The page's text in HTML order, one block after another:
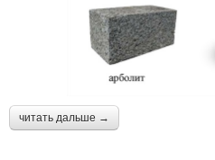
читать дальше →